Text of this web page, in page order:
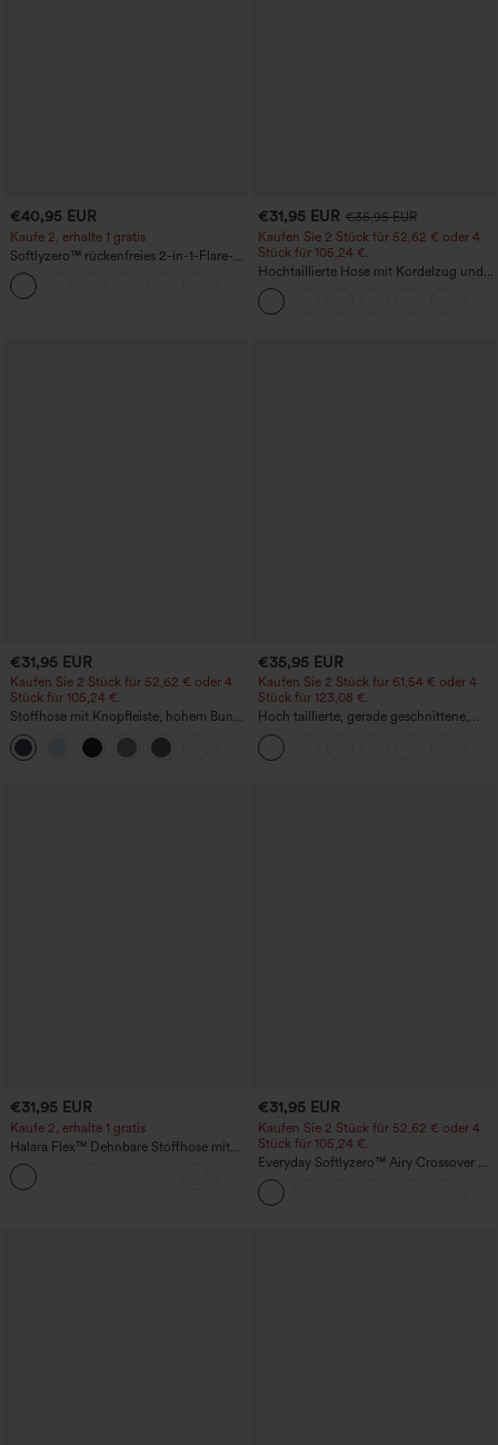
€40,95 EUR
Kaufe 2, erhalte 1 gratis
Softlyzero™ rückenfreies 2-in-1-Flare-
Trainingskleid – Wannabe – Easy Peezy
€31,95 EUR €35,95 EUR
Kaufen Sie 2 Stück für 52,62 € oder 4
Stück für 105,24 €.
Hochtaillierte Hose mit Kordelzug und
Taschen, weitem Bein, lässig und locker
in Leinenoptik
€31,95 EUR
Kaufen Sie 2 Stück für 52,62 € oder 4
Stück für 105,24 €.
Stoffhose mit Knopfleiste, hohem Bund,
mehreren Taschen und geradem Bein
€35,95 EUR
Kaufen Sie 2 Stück für 61,54 € oder 4
Stück für 123,08 €.
Hoch taillierte, gerade geschnittene,
legere Leinen-Optik-Hose mit Taschen
€31,95 EUR
Kaufe 2, erhalte 1 gratis
Halara Flex™ Dehnbare Stoffhose mit
hohem Bund und Seitentasche hinten
€31,95 EUR
Kaufen Sie 2 Stück für 52,62 € oder 4
Stück für 105,24 €.
Everyday Softlyzero™ Airy Crossover 2-
in-1-Mini-Tennisrock mit Seitentaschen-
Lucid-UPF50+